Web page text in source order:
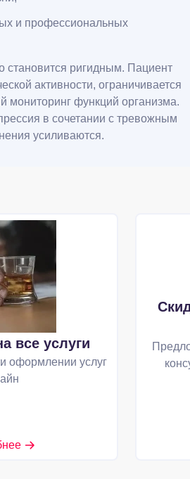
и профессиональных
становится ригидным. Пациент
активности, ограничивается
мониторинг функций организма.
в сочетании с тревожным
усиливаются.
все услуги
оформлении услуг